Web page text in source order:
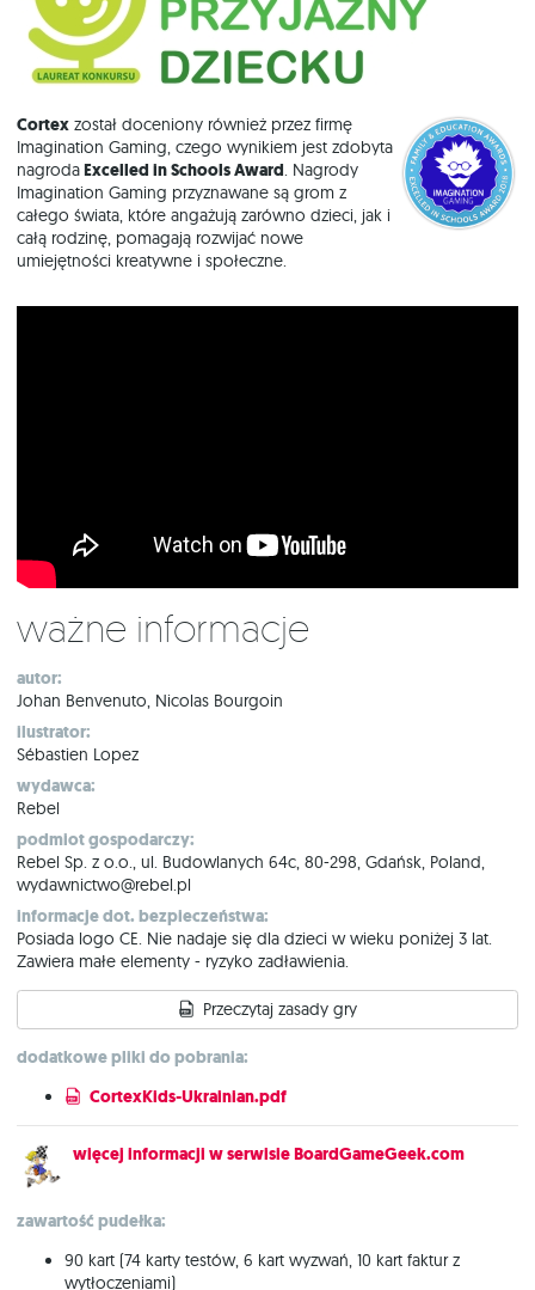
Cortex został doceniony również przez firmę
Imagination Gaming, czego wynikiem jest zdobyta
nagrodaExcelled in Schools Award. Nagrody
Imagination Gaming przyznawane są grom z
całego świata, które angażują zarówno dzieci, jak i
całą rodzinę, pomagają rozwijać nowe
umiejętności kreatywne i społeczne.
Ważne informacje
autor:
Johan Benvenuto, Nicolas Bourgoin
ilustrator:
Sébastien Lopez
wydawca:
Rebel
podmiot gospodarczy:
Rebel Sp. z o.o., ul. Budowlanych 64c, 80-298, Gdańsk, Poland,
wydawnictwo@rebel.pl
informacje dot. bezpieczeństwa:
Posiada logo CE. Nie nadaje się dla dzieci w wieku poniżej 3 lat.
Zawiera małe elementy - ryzyko zadławienia.
Przeczytaj zasady gry
dodatkowe pliki do pobrania:
CortexKids-Ukrainian.pdf
więcej informacji w serwisie BoardGameGeek.com
zawartość pudełka:
90 kart (74 karty testów, 6 kart wyzwań, 10 kart faktur z
wytłoczeniami)